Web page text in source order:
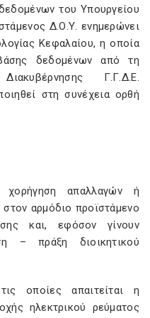
του Υπουργείου
Δ.Ο.Υ. ενημερώνει
Κεφαλαίου, η οποία
δεδομένων από τη
Γ.Γ.Δ.Ε.
στη συνέχεια ορθή
απαλλαγών ή
αρμόδιο προϊστάμενο
και, εφόσον γίνουν
– πράξη διοικητικού
οποίες απαιτείται η
ηλεκτρικού ρεύματος